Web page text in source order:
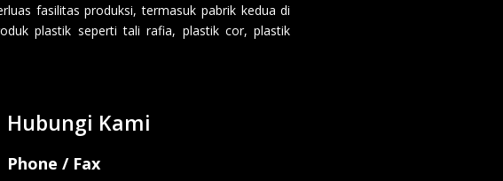
fasilitas produksi, termasuk pabrik kedua di
plastik seperti tali rafia, plastik cor, plastik
Hubungi Kami
Phone / Fax